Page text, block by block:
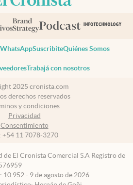
WhatsAppSuscribiteQuiénes Somos
Trabajá con nosotros
2025 cronista.com
derechos reservados
y condiciones
Privacidad
Consentimiento
+54 11 7078-3270
de El Cronista Comercial S.A Registro de
10.952 - 9 de agosto de 2026